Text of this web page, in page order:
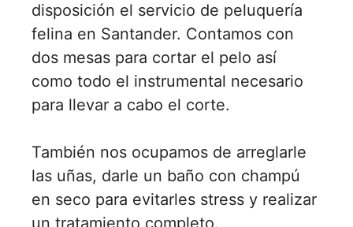
disposición el servicio de peluquería
felina en Santander. Contamos con
dos mesas para cortar el pelo así
como todo el instrumental necesario
para llevar a cabo el corte.
También nos ocupamos de arreglarle
las uñas, darle un baño con champú
en seco para evitarles stress y realizar
un tratamiento completo.